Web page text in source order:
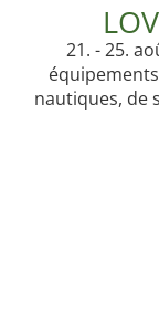
21. - 25.
nautiques, de